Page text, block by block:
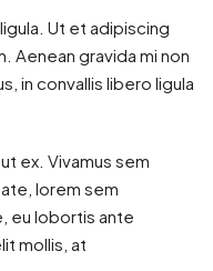
Ut et adipiscing
Aenean gravida mi non
in convallis libero ligula
ex. Vivamus sem
lorem sem
eu lobortis ante
mollis, at